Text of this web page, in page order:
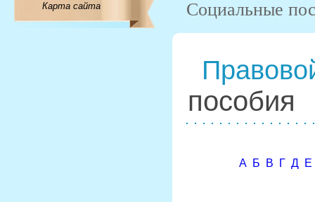
Карта сайта
Социальные
пособия
А Б В Г Д Е